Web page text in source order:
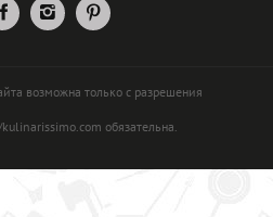
возможна только с разрешения
обязательна.